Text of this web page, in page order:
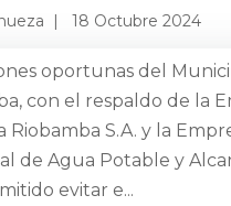
18 Octubre 2024
oportunas del
con el respaldo de la
Riobamba S.A. y la
de Agua Potable y
evitar e...